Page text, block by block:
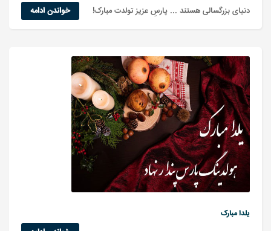
دنیای بزرگسالی هستند ... پارسِ عزیز تولدت مبارک!
خواندن ادامه
یلدا مبارک